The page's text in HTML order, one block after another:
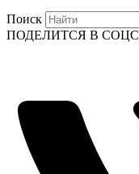
Поиск
ПОДЕЛИТСЯ В